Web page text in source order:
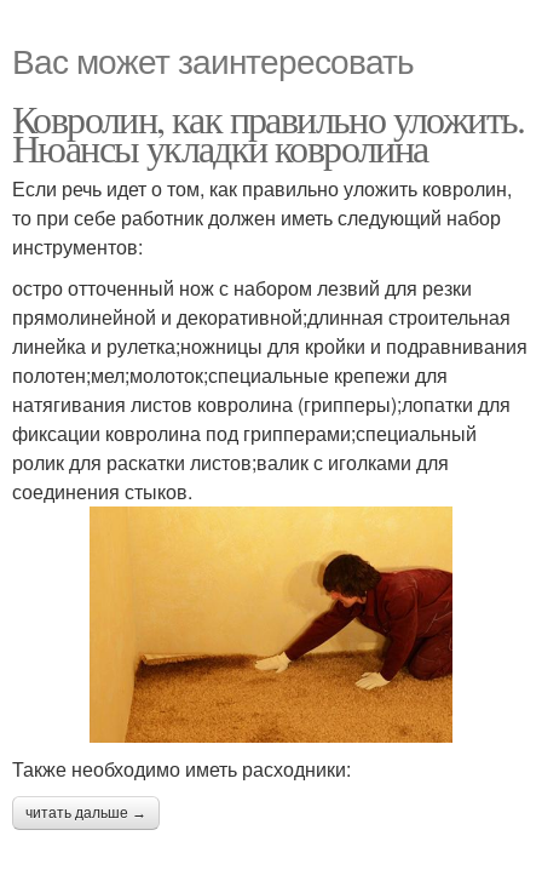
Вас может заинтересовать
Ковролин, как правильно уложить.
Нюансы укладки ковролина
Если речь идет о том, как правильно уложить ковролин,
то при себе работник должен иметь следующий набор
инструментов:
остро отточенный нож с набором лезвий для резки
прямолинейной и декоративной;длинная строительная
линейка и рулетка;ножницы для кройки и подравнивания
полотен;мел;молоток;специальные крепежи для
натягивания листов ковролина (грипперы);лопатки для
фиксации ковролина под грипперами;специальный
ролик для раскатки листов;валик с иголками для
соединения стыков.
Также необходимо иметь расходники:
читать дальше →